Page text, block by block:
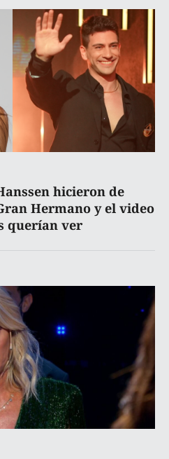
hicieron de
Hermano y el video
querían ver